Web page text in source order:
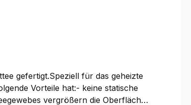
gefertigt.Speziell für das geheizte
Vorteile hat:- keine statische
vergrößern die Oberfläche